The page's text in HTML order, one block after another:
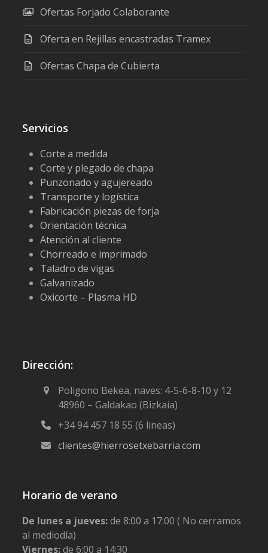
Ofertas Forjado Colaborante
Oferta en Rejillas encastradas Tramex
Ofertas Chapa de Cubierta
Servicios
Corte a medida
Corte y plegado de chapa
Punzonado y agujereado
Transporte y logística
Fabricación piezas de forja
Orientación técnica
Atención al cliente
Chorreado e imprimado
Taladro de vigas
Galvanizado
Oxicorte – Plasma HD
Dirección:
Poligono Bekea, naves: 4-5-6-8-10 y 12
48960 – Galdakao (Bizkaia)
+34 94 457 18 55 (6 lineas)
clientes@hierrosetxebarria.com
Horario de verano
De lunes a jueves:de 8:00 a 17:00 ( No cerramos
al mediodía)
Viernes:de 6:00 a 14:30